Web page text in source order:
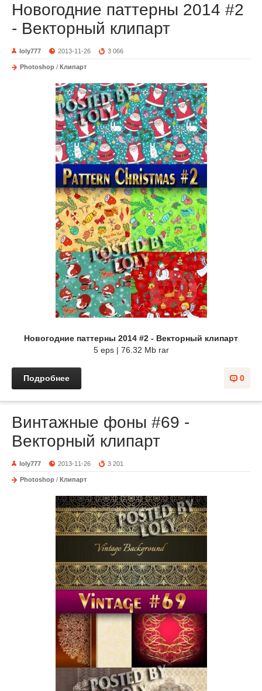
Новогодние паттерны 2014 #2
- Векторный клипарт
loly777 2013-11-26 3 066
Photoshop / Клипарт
Новогодние паттерны 2014 #2 - Векторный клипарт
5 eps | 76.32 Mb rar
0
Подробнее
Винтажные фоны #69 -
Векторный клипарт
loly777 2013-11-26 3 201
Photoshop / Клипарт